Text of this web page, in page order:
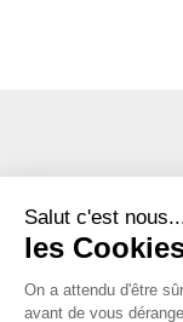
Salut c'est
les
On a attendu d'être
avant de vous